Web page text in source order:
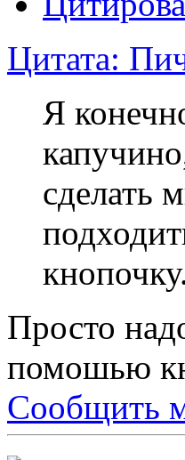
Цитата:
Я
сделать
Просто
помошью
Сообщить